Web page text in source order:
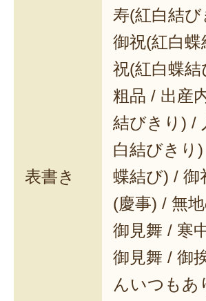
表書き
寿(紅白結
御祝(紅白
祝(紅白蝶
粗品 / 出産
結びきり) /
白結びきり
蝶結び) / 御
(慶事) / 無
御見舞 / 寒
御見舞 / 御
んいつもあ